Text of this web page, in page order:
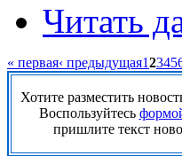
Читать
« первая‹ предыдущая12345
Хотите разместить
Воспользуйтесь
пришлите текст